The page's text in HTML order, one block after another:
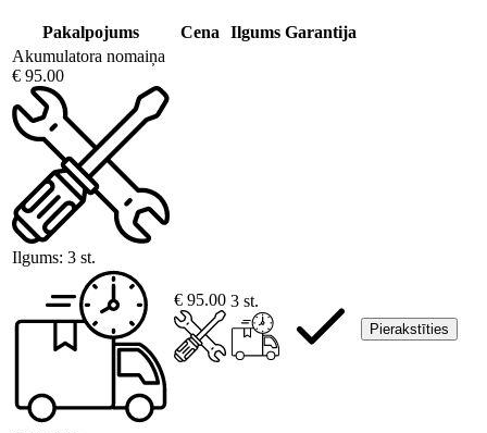
Pakalpojums Cena Ilgums Garantija
Akumulatora nomaiņa
€ 95.00
Ilgums: 3 st.
€ 95.00 3 st.
Pierakstīties